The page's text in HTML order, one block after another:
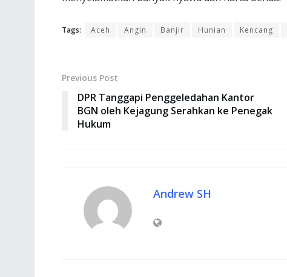
Tags: Aceh Angin Banjir Hunian Kencang
Previous Post
DPR Tanggapi Penggeledahan Kantor
BGN oleh Kejagung Serahkan ke Penegak
Hukum
Andrew SH